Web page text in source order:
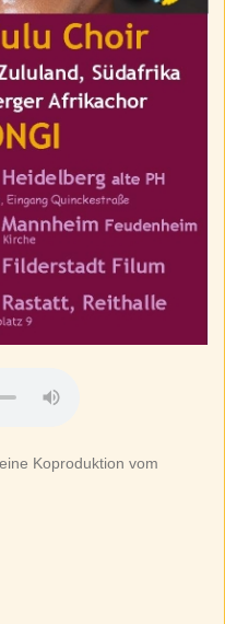
Koproduktion vom